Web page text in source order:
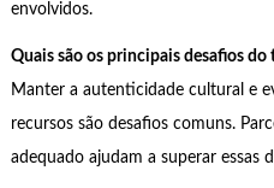
envolvidos.
Quais são os principais desafios
Manter a autenticidade cultural e
recursos são desafios comuns.
adequado ajudam a superar essas